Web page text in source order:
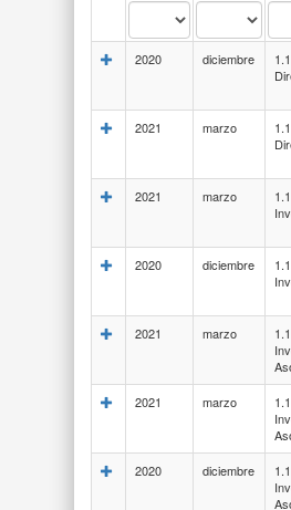
2020 diciembre
2021
marzo
2021
marzo
2020
diciembre
2021
marzo
2021
marzo
2020
diciembre